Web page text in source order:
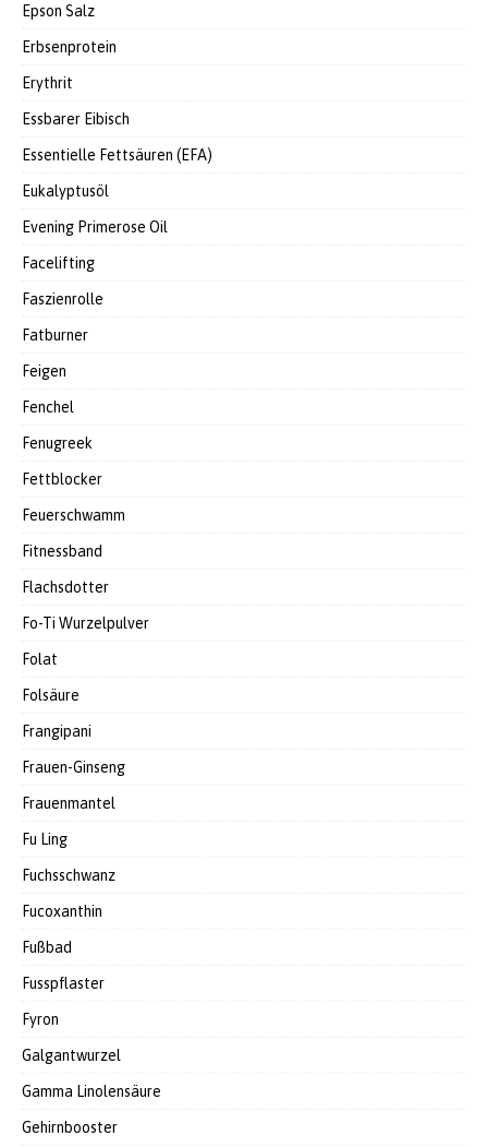
Epson Salz
Erbsenprotein
Erythrit
Essbarer Eibisch
Essentielle Fettsäuren (EFA)
Eukalyptusöl
Evening Primerose Oil
Facelifting
Faszienrolle
Fatburner
Feigen
Fenchel
Fenugreek
Fettblocker
Feuerschwamm
Fitnessband
Flachsdotter
Fo-Ti Wurzelpulver
Folat
Folsäure
Frangipani
Frauen-Ginseng
Frauenmantel
Fu Ling
Fuchsschwanz
Fucoxanthin
Fußbad
Fusspflaster
Fyron
Galgantwurzel
Gamma Linolensäure
Gehirnbooster